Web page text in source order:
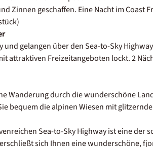
Zinnen geschaffen. Eine Nacht im Coast
und gelangen über den Sea-to-Sky
attraktiven Freizeitangeboten lockt. 2
Wanderung durch die wunderschöne
bequem die alpinen Wiesen mit
Sea-to-Sky Highway ist eine der
sich Ihnen eine wunderschöne,